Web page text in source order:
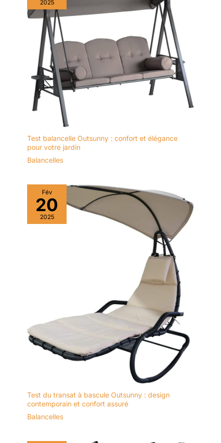
aux intempéries, cette
Balancelle pour terrasse
s’adapte parfaitement à votre
jardin, balcon ou patio. Facile à
monter grâce aux instructions
détaillées et aux accessoires
inclus, elle deviendra
rapidement votre Banc de
balançoire pour terrasse
préféré。
2025
Test balancelle Outsunny : confort et élégance
pour votre jardin
Balancelles
Fév
20
2025
Test du transat à bascule Outsunny : design
contemporain et confort assuré
Balancelles